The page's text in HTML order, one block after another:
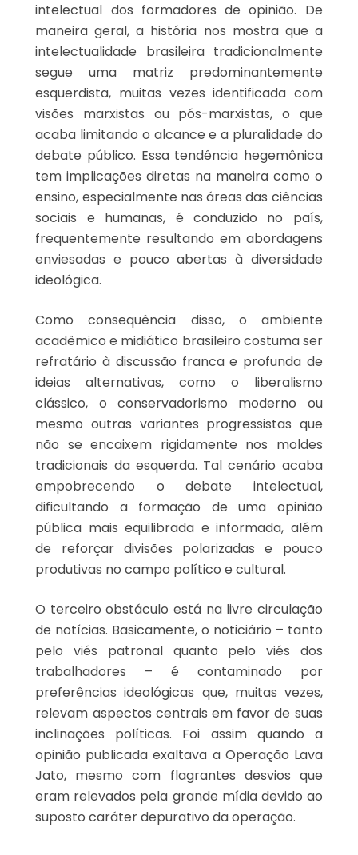
intelectual dos formadores de opinião. De
maneira geral, a história nos mostra que a
intelectualidade brasileira tradicionalmente
segue uma matriz predominantemente
esquerdista, muitas vezes identificada com
visões marxistas ou pós-marxistas, o que
acaba limitando o alcance e a pluralidade do
debate público. Essa tendência hegemônica
tem implicações diretas na maneira como o
ensino, especialmente nas áreas das ciências
sociais e humanas, é conduzido no país,
frequentemente resultando em abordagens
enviesadas e pouco abertas à diversidade
ideológica.
Como consequência disso, o ambiente
acadêmico e midiático brasileiro costuma ser
refratário à discussão franca e profunda de
ideias alternativas, como o liberalismo
clássico, o conservadorismo moderno ou
mesmo outras variantes progressistas que
não se encaixem rigidamente nos moldes
tradicionais da esquerda. Tal cenário acaba
empobrecendo o debate intelectual,
dificultando a formação de uma opinião
pública mais equilibrada e informada, além
de reforçar divisões polarizadas e pouco
produtivas no campo político e cultural.
O terceiro obstáculo está na livre circulação
de notícias. Basicamente, o noticiário – tanto
pelo viés patronal quanto pelo viés dos
trabalhadores – é contaminado por
preferências ideológicas que, muitas vezes,
relevam aspectos centrais em favor de suas
inclinações políticas. Foi assim quando a
opinião publicada exaltava a Operação Lava
Jato, mesmo com flagrantes desvios que
eram relevados pela grande mídia devido ao
suposto caráter depurativo da operação.